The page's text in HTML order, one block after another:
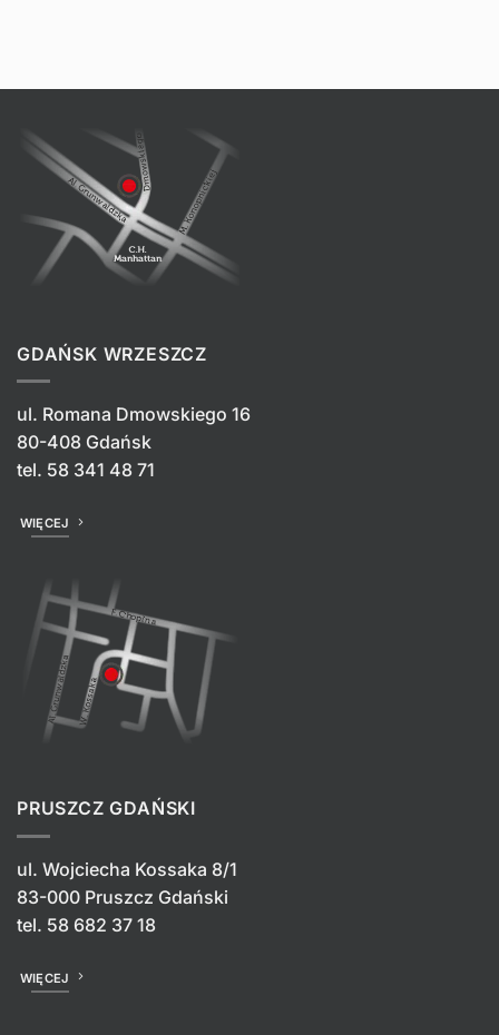
GDAŃSK WRZESZCZ
ul. Romana Dmowskiego 16
80-408 Gdańsk
tel. 58 341 48 71
WIĘCEJ
PRUSZCZ GDAŃSKI
ul. Wojciecha Kossaka 8/1
83-000 Pruszcz Gdański
tel. 58 682 37 18
WIĘCEJ